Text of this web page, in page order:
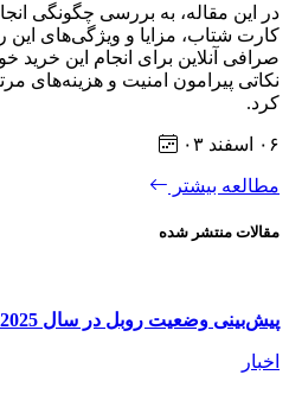
در این مقاله، به بررسی چگونگی
کارت شتاب، مزایا و ویژگی‌های این
صرافی آنلاین برای انجام این خرید
نکاتی پیرامون امنیت و هزینه‌های
کرد.
۰۶ اسفند ۰۳
مطالعه بیشتر
مقالات منتشر شده
پیش‌بینی وضعیت روبل در سال 2025 - عوامل موثر
اخبار